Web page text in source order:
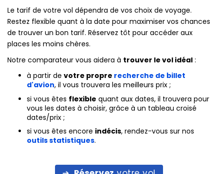
Le tarif de votre vol dépendra de vos choix de voyage.
Restez flexible quant à la date pour maximiser vos chances
de trouver un bon tarif. Réservez tôt pour accéder aux
places les moins chères.
Notre comparateur vous aidera à trouver le vol idéal :
à partir de votre propre recherche de billet
d'avion, il vous trouvera les meilleurs prix ;
si vous êtes flexible quant aux dates, il trouvera pour
vous les dates à choisir, grâce à un tableau croisé
dates/prix ;
si vous êtes encore indécis, rendez-vous sur nos
outils statistiques.